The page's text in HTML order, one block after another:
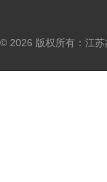
© 2026 版权所有：江